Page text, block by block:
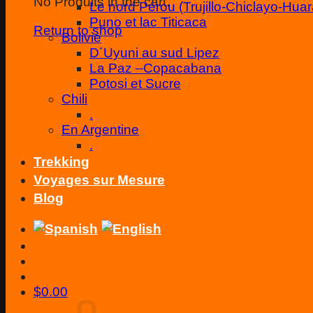
Return to shop
Le nord Pérou (Trujillo-Chiclayo-
Puno et lac Titicaca
Bolivie
D´Uyuni au sud Lipez
La Paz –Copacabana
Potosi et Sucre
Chili
.
En Argentine
.
Trekking
Voyages sur Mesure
Blog
$0.00